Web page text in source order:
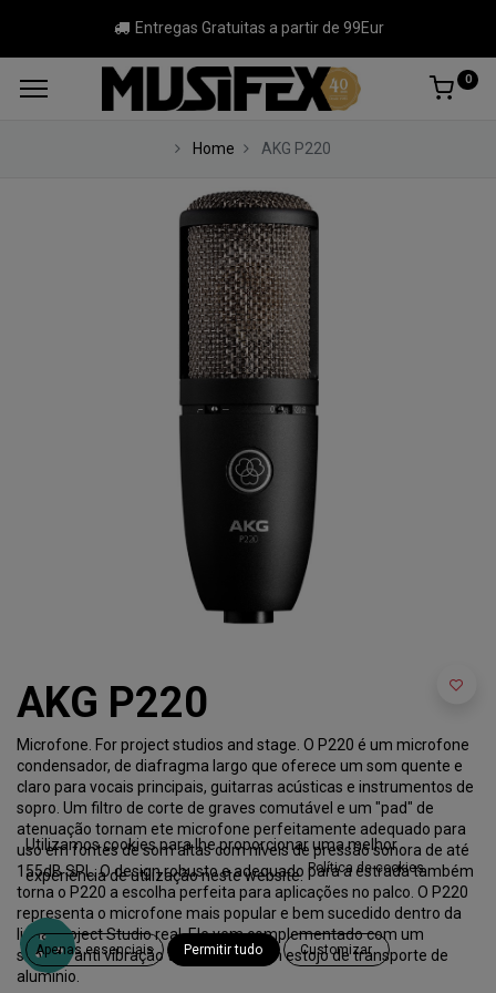
Entregas Gratuitas a partir de 99Eur
0
Home AKG P220
AKG P220
Microfone. For project studios and stage. O P220 é um microfone
condensador, de diafragma largo que oferece um som quente e
claro para vocais principais, guitarras acústicas e instrumentos de
sopro. Um filtro de corte de graves comutável e um "pad" de
atenuação tornam ete microfone perfeitamente adequado para
uso em fontes de som altas com níveis de pressão sonora de até
155dB SPL. O design robusto e adequado para a estrada também
torna o P220 a escolha perfeita para aplicações no palco. O P220
representa o microfone mais popular e bem sucedido dentro da
linha Project Studio real. Ele vem complementado com um
suporte anti vibração tipo aranha num estojo de transporte de
alumínio.
Utilizamos cookies para lhe proporcionar uma melhor
experiência de utilização neste website. Política de cookies
Apenas essenciais Permitir tudo Customizar